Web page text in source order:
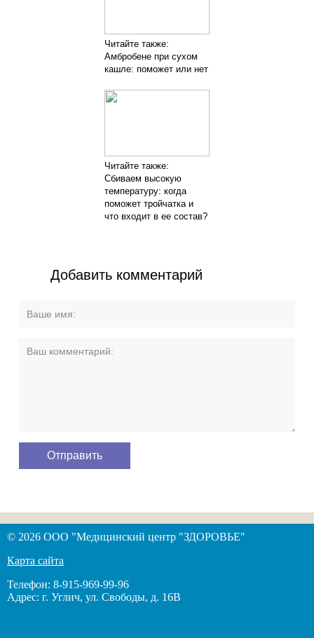
Читайте также:
Амбробене при сухом
кашле: поможет или нет
Читайте также:
Сбиваем высокую
температуру: когда
поможет тройчатка и
что входит в ее состав?
Добавить комментарий
© 2026 ООО "Медицинский центр "ЗДОРОВЬЕ"
Карта сайта
Телефон: 8-915-969-99-96
Адрес: г. Углич, ул. Свободы, д. 16В